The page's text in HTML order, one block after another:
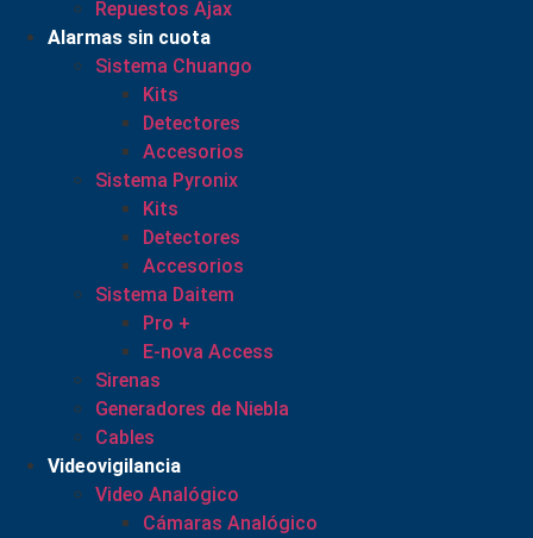
Repuestos Ajax
Alarmas sin cuota
Sistema Chuango
Kits
Detectores
Accesorios
Sistema Pyronix
Kits
Detectores
Accesorios
Sistema Daitem
Pro +
E-nova Access
Sirenas
Generadores de Niebla
Cables
Videovigilancia
Video Analógico
Cámaras Analógico